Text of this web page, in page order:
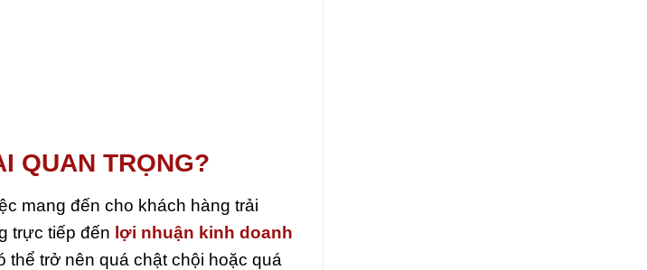
QUAN TRỌNG?
mang đến cho khách hàng trải
trực tiếp đến lợi nhuận kinh doanh
thể trở nên quá chật chội hoặc quá